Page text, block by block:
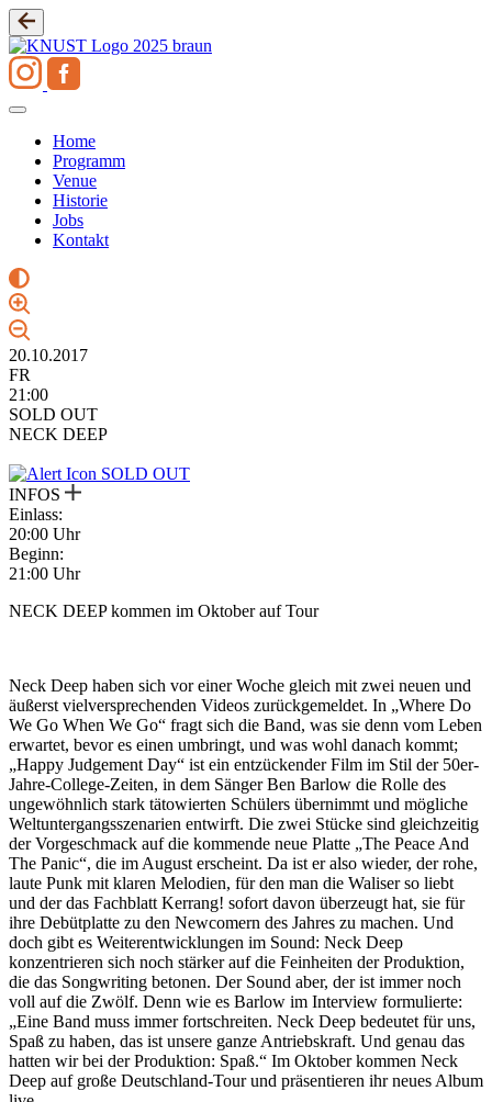
Zum
Inhalt
springen
Home
Programm
Venue
Historie
Jobs
Kontakt
20.10.2017
FR
21:00
SOLD OUT
NECK DEEP
SOLD OUT
INFOS
Einlass:
20:00 Uhr
Beginn:
21:00 Uhr
NECK DEEP kommen im Oktober auf Tour
Neck Deep haben sich vor einer Woche gleich mit zwei neuen und
äußerst vielversprechenden Videos zurückgemeldet. In „Where Do
We Go When We Go“ fragt sich die Band, was sie denn vom Leben
erwartet, bevor es einen umbringt, und was wohl danach kommt;
„Happy Judgement Day“ ist ein entzückender Film im Stil der 50er-
Jahre-College-Zeiten, in dem Sänger Ben Barlow die Rolle des
ungewöhnlich stark tätowierten Schülers übernimmt und mögliche
Weltuntergangsszenarien entwirft. Die zwei Stücke sind gleichzeitig
der Vorgeschmack auf die kommende neue Platte „The Peace And
The Panic“, die im August erscheint. Da ist er also wieder, der rohe,
laute Punk mit klaren Melodien, für den man die Waliser so liebt
und der das Fachblatt Kerrang! sofort davon überzeugt hat, sie für
ihre Debütplatte zu den Newcomern des Jahres zu machen. Und
doch gibt es Weiterentwicklungen im Sound: Neck Deep
konzentrieren sich noch stärker auf die Feinheiten der Produktion,
die das Songwriting betonen. Der Sound aber, der ist immer noch
voll auf die Zwölf. Denn wie es Barlow im Interview formulierte:
„Eine Band muss immer fortschreiten. Neck Deep bedeutet für uns,
Spaß zu haben, das ist unsere ganze Antriebskraft. Und genau das
hatten wir bei der Produktion: Spaß.“ Im Oktober kommen Neck
Deep auf große Deutschland-Tour und präsentieren ihr neues Album